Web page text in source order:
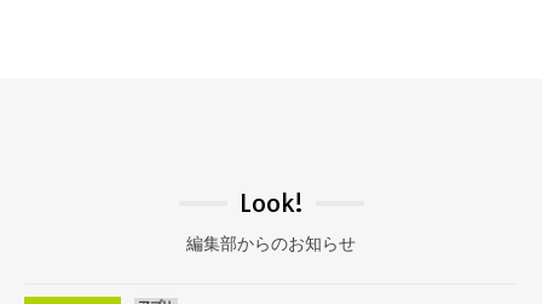
Look!
編集部からのお知らせ